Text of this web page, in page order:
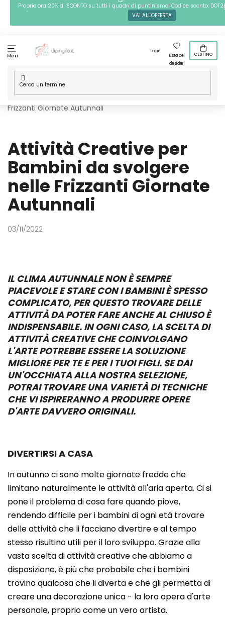
PassaProprio ora 20% di SCONTO su tutti i quadri di puntinismo! Codice sconto:
VAI ALL'OFFERTA
Menu
Login
Lista dei
desideri
CESTINO
Casa
/ Blog / Attività Creative per Bambini da svolgere nelle
Frizzanti Giornate Autunnali
Attività Creative per
Bambini da svolgere
nelle Frizzanti Giornate
Autunnali
03/11/2022
IL CLIMA AUTUNNALE NON È SEMPRE
PIACEVOLE E STARE CON I BAMBINI È SPESSO
COMPLICATO, PER QUESTO TROVARE DELLE
ATTIVITÀ DA POTER FARE ANCHE AL CHIUSO È
INDISPENSABILE. IN OGNI CASO, LA SCELTA DI
ATTIVITÀ CREATIVE CHE COINVOLGANO
L'ARTE POTREBBE ESSERE LA SOLUZIONE
MIGLIORE PER TE E PER I TUOI FIGLI. SE DAI
UN'OCCHIATA ALLA NOSTRA SELEZIONE,
POTRAI TROVARE UNA VARIETÀ DI TECNICHE
CHE VI ISPIRERANNO A PRODURRE OPERE
D'ARTE DAVVERO ORIGINALI.
DIVERTIRSI A CASA
In autunno ci sono molte giornate fredde che
limitano naturalmente le attività all'aria aperta. Ci si
pone il problema di cosa fare quando piove,
rendendo difficile per i bambini di ogni età trovare
delle attività che li facciano divertire e al tempo
stesso risultino utili per il loro sviluppo. Grazie alla
vasta scelta di attività creative che abbiamo a
disposizione, è più che probabile che i bambini
trovino qualcosa che li diverta e che gli permetta di
creare una decorazione unica - la loro opera d'arte
personale, proprio come un vero artista.